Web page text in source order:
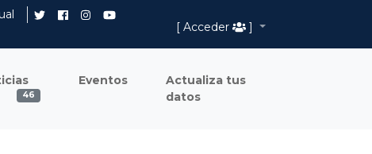
[ Acceder
]
46
Eventos
Actualiza tus
datos